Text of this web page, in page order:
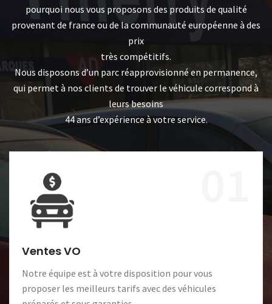
pourquoi nous vous proposons des produits de qualité
provenant de france ou de la communauté européenne à des
prix
très compétitifs.
Nous disposons d’un parc réapprovisionné en permanence,
qui permet à nos clients de trouver le véhicule correspond à
leurs besoins
44 ans d’expérience à votre service.
Ventes VO
Notre équipe est à votre disposition pour vous
proposer les meilleurs tarifs avec des véhicules